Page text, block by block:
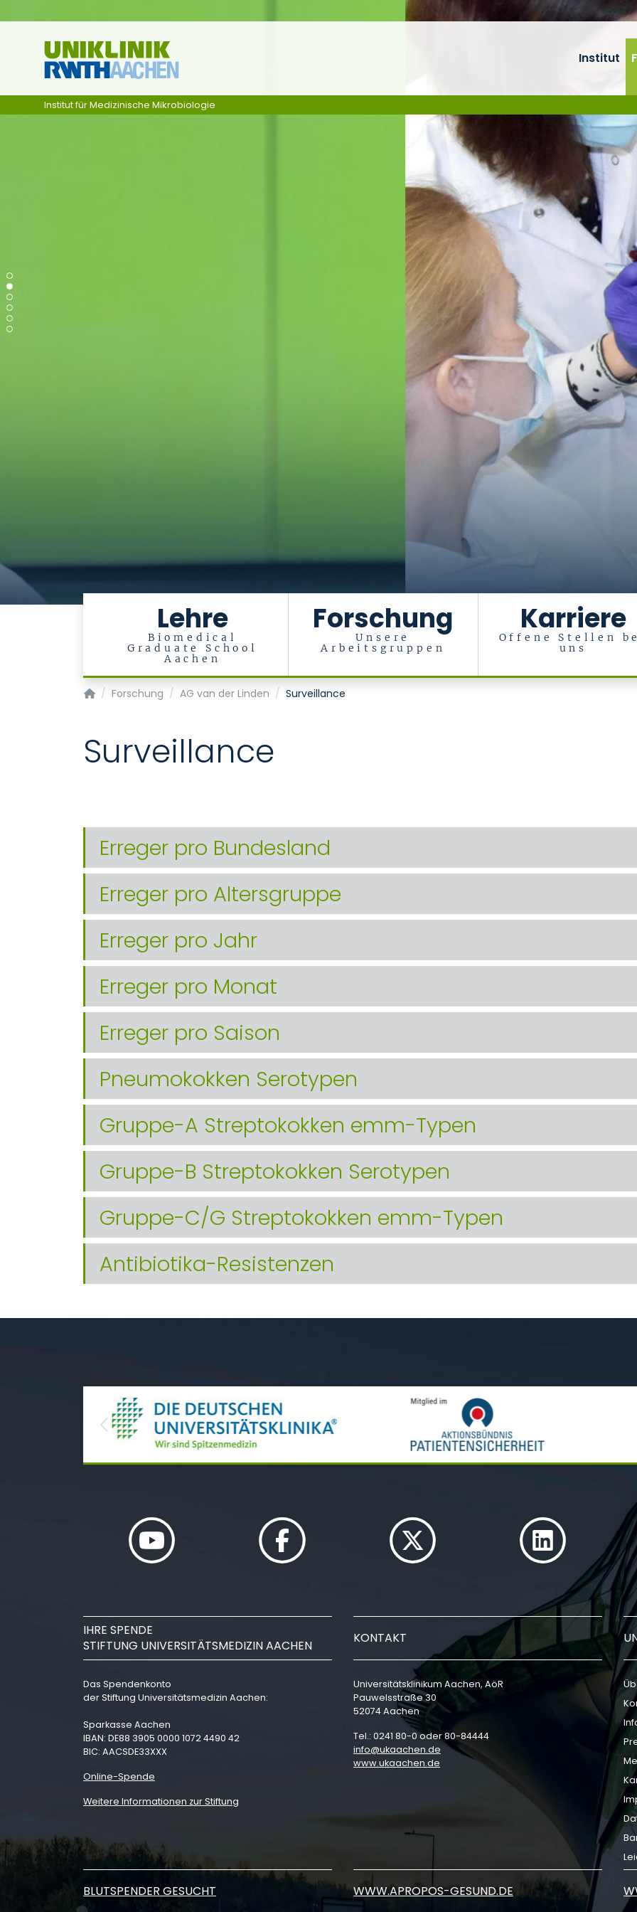
Lehre
Biomedical
Graduate School
Aachen
Forschung
Unsere
Arbeitsgruppen
Karriere
Offene Stellen
uns
Institut
Institut für Medizinische Mikrobiologie
Institut für Medizinische Mikrobiologie
Forschung AG van der Linden Surveillance
Surveillance
Erreger pro Bundesland
Erreger pro Altersgruppe
Erreger pro Jahr
Erreger pro Monat
Erreger pro Saison
Pneumokokken Serotypen
Gruppe-A Streptokokken emm-Typen
Gruppe-B Streptokokken Serotypen
Gruppe-C/G Streptokokken emm-Typen
Antibiotika-Resistenzen
Previous
IHRE SPENDE
STIFTUNG UNIVERSITÄTSMEDIZIN AACHEN
Das Spendenkonto
der Stiftung Universitätsmedizin Aachen:
Sparkasse Aachen
IBAN: DE88 3905 0000 1072 4490 42
BIC: AACSDE33XXX
Online-Spende
Weitere Informationen zur Stiftung
KONTAKT
Universitätsklinikum Aachen, AöR
Pauwelsstraße 30
52074 Aachen
Tel.: 0241 80-0 oder 80-84444
info
ukaachen de
www.ukaachen.de
BLUTSPENDER GESUCHT WWW.APROPOS-GESUND.DE